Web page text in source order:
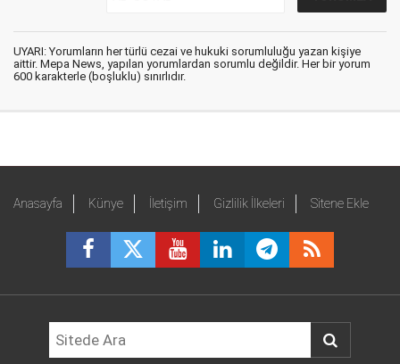
UYARI: Yorumların her türlü cezai ve hukuki sorumluluğu yazan kişiye
aittir. Mepa News, yapılan yorumlardan sorumlu değildir. Her bir yorum
600 karakterle (boşluklu) sınırlıdır.
Anasayfa Künye İletişim Gizlilik İlkeleri Sitene Ekle